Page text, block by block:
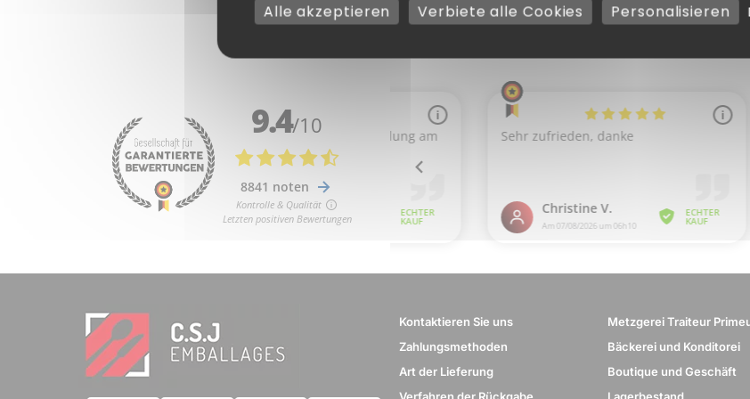
Kontaktieren Sie uns
Zahlungsmethoden
Art der Lieferung
Verfahren der Rückgabe
Metzgerei Traiteur
Bäckerei und Konditorei
Boutique und Geschäft
Lagerbestand
Alle akzeptieren Verbiete alle Cookies Personalisieren